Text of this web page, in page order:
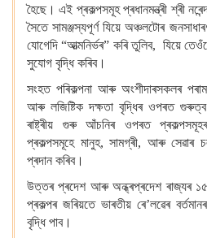
হৈছে। এই প্ৰকল্পসমূহ প্ৰধানমন্ত্ৰী শ্ৰী
সৈতে সামঞ্জস্যপূৰ্ণ যিয়ে অঞ্চলটোৰ
যোগেদি “আত্মনিৰ্ভৰ” কৰি তুলিব, যিয়ে
সুযোগ বৃদ্ধি কৰিব।
সংহত পৰিকল্পনা আৰু অংশীদাৰসকলৰ
আৰু লজিষ্টিক দক্ষতা বৃদ্ধিৰ ওপৰত
ৰাষ্ট্ৰীয় গুৰু আঁচনিৰ ওপৰত
প্ৰকল্পসমূহে মানুহ, সামগ্ৰী, আৰু সেৱাৰ
প্ৰদান কৰিব।
উত্তৰ প্ৰদেশ আৰু অন্ধ্ৰপ্ৰদেশ ৰাজ্যৰ
প্ৰকল্পৰ জৰিয়তে ভাৰতীয় ৰে’লৱেৰ
বৃদ্ধি পাব।